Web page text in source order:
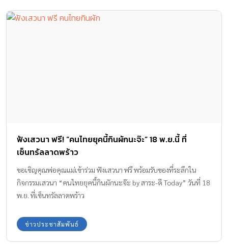
ฟังเสวนา ฟรี! “คนไทยยุคนี้กินผักนะจ๊ะ” 18 พ.ย.นี้ ที่
เซ็นทรัลลาดพร้าว
ขอเชิญคุณพ่อคุณแม่เข้าร่วม ฟังเสวนา ฟรี พร้อมรับของที่ระลึกใน
กิจกรรมเสวนา “คนไทยยุคนี้กินผักนะจ๊ะ by สาระ-ดี Today” วันที่ 18
พ.ย. ที่เซ็นทรัลลาดพร้าว
ข่าวประชาสัมพันธ์